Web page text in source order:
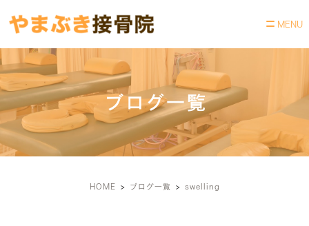
ブログ一覧
HOME ブログ一覧 swelling